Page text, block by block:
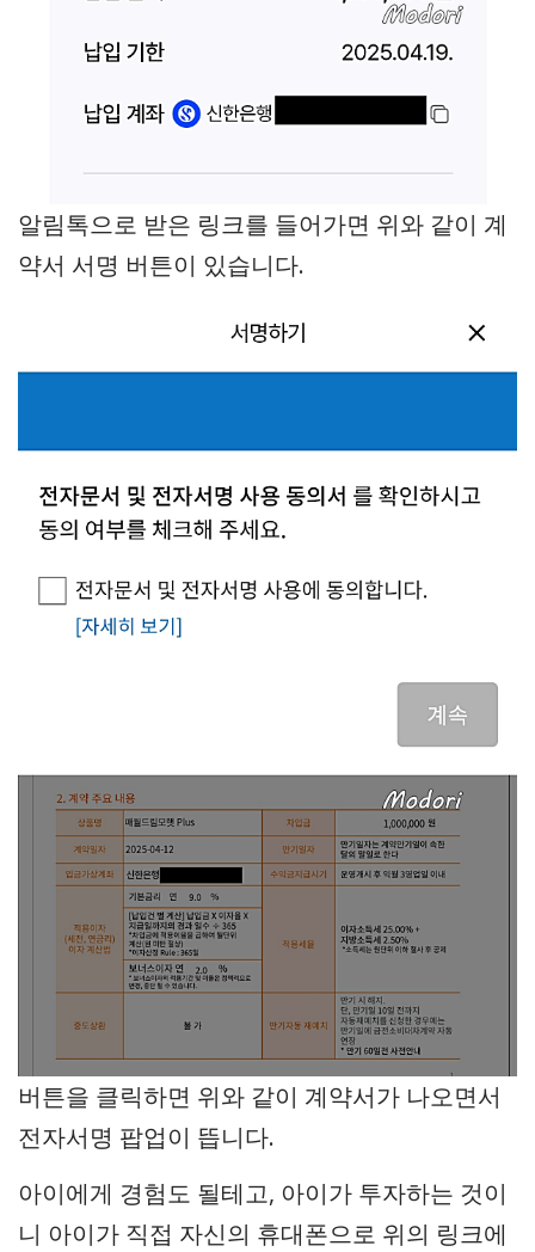
알림톡으로 받은 링크를 들어가면 위와 같이 계
약서 서명 버튼이 있습니다.
버튼을 클릭하면 위와 같이 계약서가 나오면서
전자서명 팝업이 뜹니다.
아이에게 경험도 될테고, 아이가 투자하는 것이
니 아이가 직접 자신의 휴대폰으로 위의 링크에